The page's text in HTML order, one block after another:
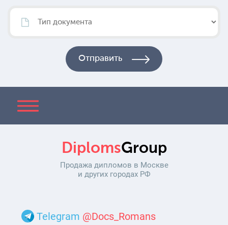
DiplomsGroup
Продажа дипломов в Москве
и других городах РФ
Telegram @Docs_Romans